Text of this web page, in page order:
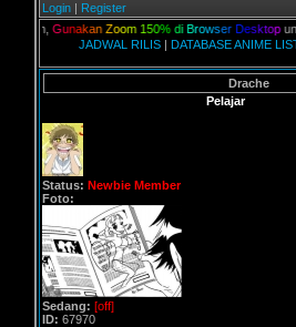
Login | Register
un akan Zoom 150% di Br owser Desktopuntuk
JADWAL RILIS | DATABASE ANIME
Drache
Pelajar
Status: Newbie Member
Foto:
Sedang: [off]
ID: 67970